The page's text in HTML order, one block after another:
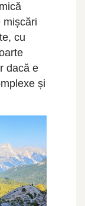
mișcări
cu
dacă e
și